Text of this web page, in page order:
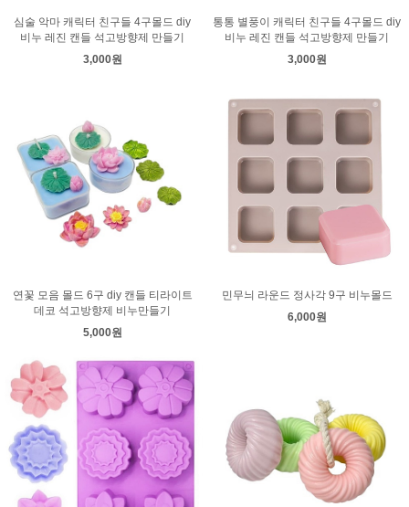
심술 악마 캐릭터 친구들 4구몰드 diy
비누 레진 캔들 석고방향제 만들기
3,000원
통통 별풍이 캐릭터 친구들 4구몰드 diy
비누 레진 캔들 석고방향제 만들기
3,000원
연꽃 모음 몰드 6구 diy 캔들 티라이트
데코 석고방향제 비누만들기
5,000원
민무늬 라운드 정사각 9구 비누몰드
6,000원